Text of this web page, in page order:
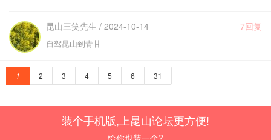
昆山三笑先生 / 2024-10-14 7回复
自驾昆山到青甘
1 2 3 4 5 6 31
装个手机版,上昆山论坛更方便!
给你也装一个?